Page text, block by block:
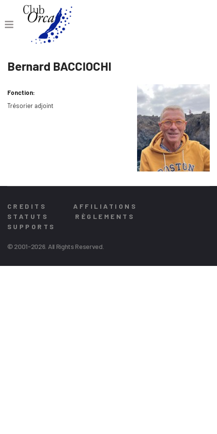
Bernard BACCIOCHI
Fonction:
Trésorier adjoint
CREDITS
AFFILIATIONS
STATUTS
RÈGLEMENTS
SUPPORTS
© 2001-2026. All Rights Reserved.